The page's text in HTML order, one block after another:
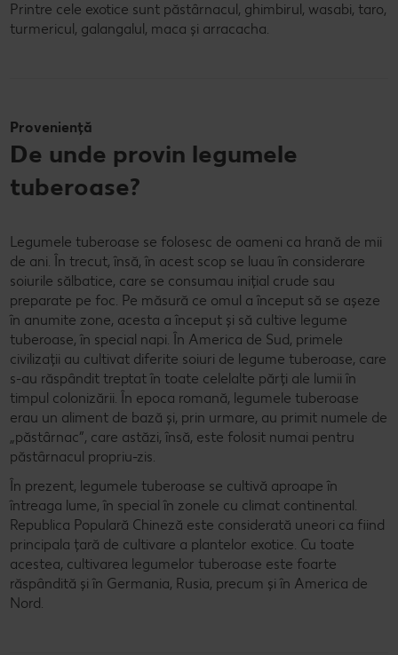
Printre cele exotice sunt păstârnacul, ghimbirul, wasabi, taro,
turmericul, galangalul, maca și arracacha.
Proveniență
De unde provin legumele
tuberoase?
Legumele tuberoase se folosesc de oameni ca hrană de mii
de ani. În trecut, însă, în acest scop se luau în considerare
soiurile sălbatice, care se consumau inițial crude sau
preparate pe foc. Pe măsură ce omul a început să se așeze
în anumite zone, acesta a început și să cultive legume
tuberoase, în special napi. În America de Sud, primele
civilizații au cultivat diferite soiuri de legume tuberoase, care
s-au răspândit treptat în toate celelalte părți ale lumii în
timpul colonizării. În epoca romană, legumele tuberoase
erau un aliment de bază și, prin urmare, au primit numele de
„păstârnac”, care astăzi, însă, este folosit numai pentru
păstârnacul propriu-zis.
În prezent, legumele tuberoase se cultivă aproape în
întreaga lume, în special în zonele cu climat continental.
Republica Populară Chineză este considerată uneori ca fiind
principala țară de cultivare a plantelor exotice. Cu toate
acestea, cultivarea legumelor tuberoase este foarte
răspândită și în Germania, Rusia, precum și în America de
Nord.